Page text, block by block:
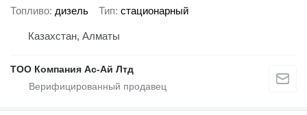
Топливо дизель Тип стационарный
Казахстан, Алматы
ТОО Компания Ас-Ай Лтд